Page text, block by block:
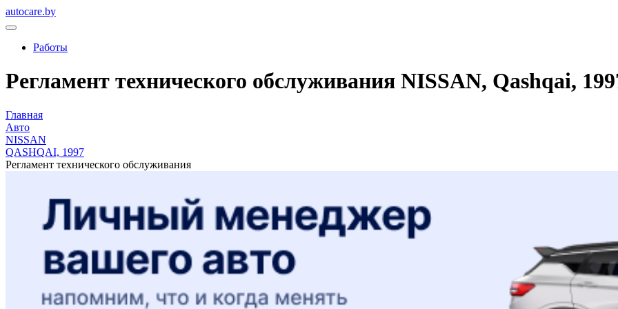
autocare.by
Работы
Регламент технического обслуживания NISSAN, Qashqai,
Главная
Авто
NISSAN
QASHQAI, 1997
Регламент технического обслуживания